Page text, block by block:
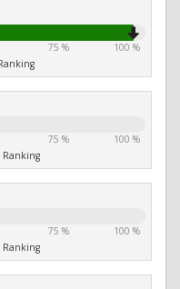
75 %
100 %
75 %
100 %
Ranking
75 %
100 %
Ranking